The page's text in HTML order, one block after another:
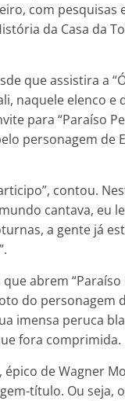
com pesquisas
da Casa da
que assistira a
naquele elenco e
para “Paraíso
personagem de
contou.
cantava, eu
a gente já
abrem
do personagem
imensa peruca
fora comprimida.
épico de Wagner
título. Ou seja,